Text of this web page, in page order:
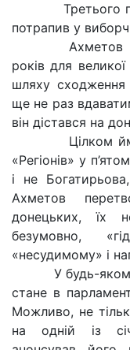
Третього
потрапив у
Ахметов ще
років для
шляху
ще не раз
він дістався на
Цілком
«Регіонів» у
і не
Ахметов
донецьких, їх
безумовно,
«несудимому» і
У будь-якому
стане в
Можливо, не
на одній із